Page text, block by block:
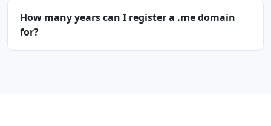
How many years can I register a .me domain
for?